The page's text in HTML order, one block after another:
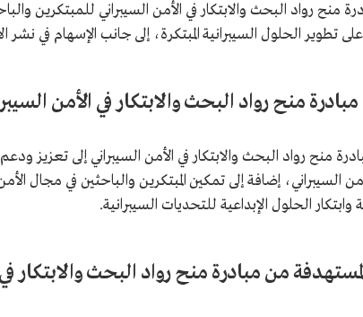
منح رواد البحث والابتكار في الأمن السيبراني للمبتكرين
تطوير الحلول السيبرانية المبتكرة، إلى جانب الإسهام في نشر
منح رواد البحث والابتكار في الأمن
منح رواد البحث والابتكار في الأمن السيبراني إلى تعزيز ودعم
السيبراني، إضافة إلى تمكين المبتكرين والباحثين في مجال
وابتكار الحلول الإبداعية للتحديات السيبرانية.
من مبادرة منح رواد البحث والابتكار